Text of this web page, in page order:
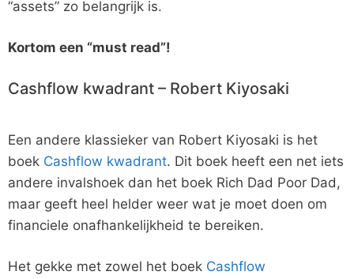
“assets” zo belangrijk is.
Kortom een “must read”!
Cashflow kwadrant – Robert Kiyosaki
Een andere klassieker van Robert Kiyosaki is het
boek Cashflow kwadrant. Dit boek heeft een net iets
andere invalshoek dan het boek Rich Dad Poor Dad,
maar geeft heel helder weer wat je moet doen om
financiele onafhankelijkheid te bereiken.
Het gekke met zowel het boek Cashflow